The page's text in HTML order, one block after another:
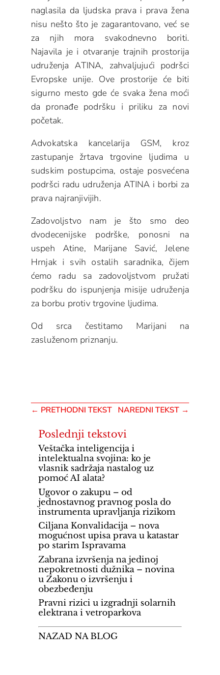
naglasila da ljudska prava i prava žena
nisu nešto što je zagarantovano, već se
za njih mora svakodnevno boriti.
Najavila je i otvaranje trajnih prostorija
udruženja ATINA, zahvaljujući podršci
Evropske unije. Ove prostorije će biti
sigurno mesto gde će svaka žena moći
da pronađe podršku i priliku za novi
početak.
Advokatska kancelarija GSM, kroz
zastupanje žrtava trgovine ljudima u
sudskim postupcima, ostaje posvećena
podršci radu udruženja ATINA i borbi za
prava najranjivijih.
Zadovoljstvo nam je što smo deo
dvodecenijske podrške, ponosni na
uspeh Atine, Marijane Savić, Jelene
Hrnjak i svih ostalih saradnika, čijem
ćemo radu sa zadovoljstvom pružati
podršku do ispunjenja misije udruženja
za borbu protiv trgovine ljudima.
Od srca čestitamo Marijani na
zasluženom priznanju.
← PRETHODNI TEKST NAREDNI TEKST →
Poslednji tekstovi
Veštačka inteligencija i
intelektualna svojina: ko je
vlasnik sadržaja nastalog uz
pomoć AI alata?
Ugovor o zakupu – od
jednostavnog pravnog posla do
instrumenta upravljanja rizikom
Ciljana Konvalidacija – nova
mogućnost upisa prava u katastar
po starim Ispravama
Zabrana izvršenja na jedinoj
nepokretnosti dužnika – novina
u Zakonu o izvršenju i
obezbeđenju
Pravni rizici u izgradnji solarnih
elektrana i vetroparkova
NAZAD NA BLOG